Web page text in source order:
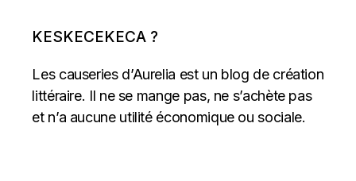
KESKECEKECA ?
Les causeries d’Aurelia est un blog de création
littéraire. Il ne se mange pas, ne s’achète pas
et n’a aucune utilité économique ou sociale.